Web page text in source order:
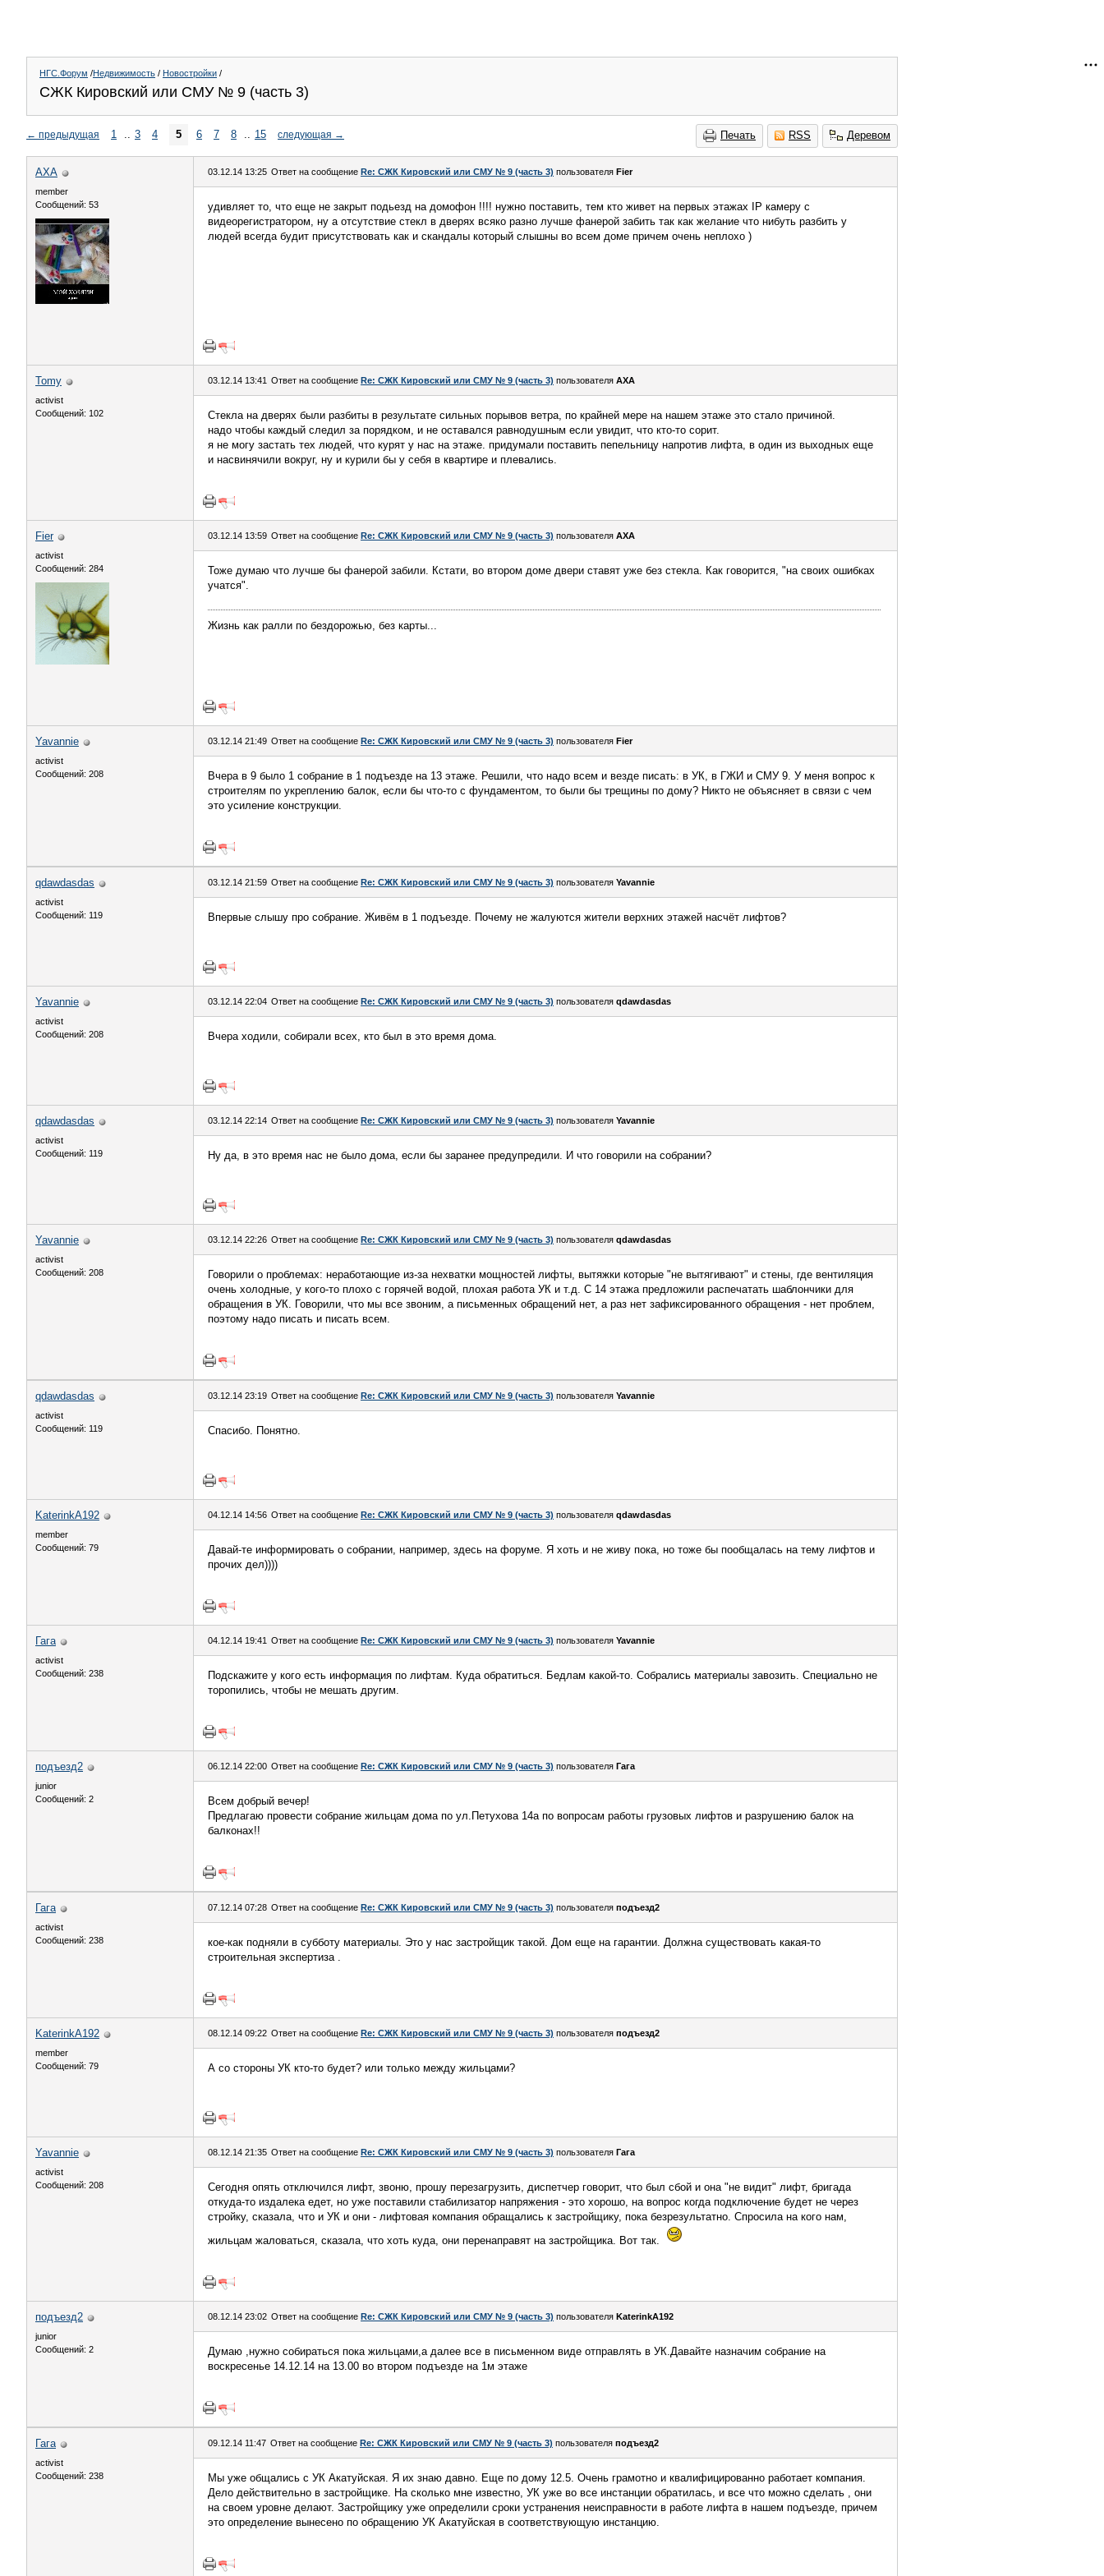
НГС.Форум /Недвижимость / Новостройки /
СЖК Кировский или СМУ № 9 (часть 3)
Печать RSS Деревом
← предыдущая 1 .. 3 4 5 6 7 8 .. 15 следующая →
AXA
member
Сообщений: 53
03.12.14 13:25 Ответ на сообщение Re: СЖК Кировский или СМУ № 9 (часть 3) пользователя Fier
удивляет то, что еще не закрыт подьезд на домофон !!!! нужно поставить, тем кто живет на первых этажах IP камеру с
видеорегистратором, ну а отсутствие стекл в дверях всяко разно лучше фанерой забить так как желание что нибуть разбить у
людей всегда будит присутствовать как и скандалы который слышны во всем доме причем очень неплохо )
Tomy
activist
Сообщений: 102
03.12.14 13:41 Ответ на сообщение Re: СЖК Кировский или СМУ № 9 (часть 3) пользователя AXA
Стекла на дверях были разбиты в результате сильных порывов ветра, по крайней мере на нашем этаже это стало причиной.
надо чтобы каждый следил за порядком, и не оставался равнодушным если увидит, что кто-то сорит.
я не могу застать тех людей, что курят у нас на этаже. придумали поставить пепельницу напротив лифта, в один из выходных еще
и насвинячили вокруг, ну и курили бы у себя в квартире и плевались.
Fier
activist
Сообщений: 284
03.12.14 13:59 Ответ на сообщение Re: СЖК Кировский или СМУ № 9 (часть 3) пользователя AXA
Тоже думаю что лучше бы фанерой забили. Кстати, во втором доме двери ставят уже без стекла. Как говорится, "на своих ошибках
учатся".
Жизнь как ралли по бездорожью, без карты...
Yavannie
activist
Сообщений: 208
03.12.14 21:49 Ответ на сообщение Re: СЖК Кировский или СМУ № 9 (часть 3) пользователя Fier
Вчера в 9 было 1 собрание в 1 подъезде на 13 этаже. Решили, что надо всем и везде писать: в УК, в ГЖИ и СМУ 9. У меня вопрос к
строителям по укреплению балок, если бы что-то с фундаментом, то были бы трещины по дому? Никто не объясняет в связи с чем
это усиление конструкции.
qdawdasdas
activist
Сообщений: 119
03.12.14 21:59 Ответ на сообщение Re: СЖК Кировский или СМУ № 9 (часть 3) пользователя Yavannie
Впервые слышу про собрание. Живём в 1 подъезде. Почему не жалуются жители верхних этажей насчёт лифтов?
Yavannie
activist
Сообщений: 208
03.12.14 22:04 Ответ на сообщение Re: СЖК Кировский или СМУ № 9 (часть 3) пользователя qdawdasdas
Вчера ходили, собирали всех, кто был в это время дома.
qdawdasdas
activist
Сообщений: 119
03.12.14 22:14 Ответ на сообщение Re: СЖК Кировский или СМУ № 9 (часть 3) пользователя Yavannie
Ну да, в это время нас не было дома, если бы заранее предупредили. И что говорили на собрании?
Yavannie
activist
Сообщений: 208
03.12.14 22:26 Ответ на сообщение Re: СЖК Кировский или СМУ № 9 (часть 3) пользователя qdawdasdas
Говорили о проблемах: неработающие из-за нехватки мощностей лифты, вытяжки которые "не вытягивают" и стены, где вентиляция
очень холодные, у кого-то плохо с горячей водой, плохая работа УК и т.д. С 14 этажа предложили распечатать шаблончики для
обращения в УК. Говорили, что мы все звоним, а письменных обращений нет, а раз нет зафиксированного обращения - нет проблем,
поэтому надо писать и писать всем.
qdawdasdas
activist
Сообщений: 119
03.12.14 23:19 Ответ на сообщение Re: СЖК Кировский или СМУ № 9 (часть 3) пользователя Yavannie
Спасибо. Понятно.
KaterinkA192
member
Сообщений: 79
04.12.14 14:56 Ответ на сообщение Re: СЖК Кировский или СМУ № 9 (часть 3) пользователя qdawdasdas
Давай-те информировать о собрании, например, здесь на форуме. Я хоть и не живу пока, но тоже бы пообщалась на тему лифтов и
прочих дел))))
Гага
activist
Сообщений: 238
04.12.14 19:41 Ответ на сообщение Re: СЖК Кировский или СМУ № 9 (часть 3) пользователя Yavannie
Подскажите у кого есть информация по лифтам. Куда обратиться. Бедлам какой-то. Собрались материалы завозить. Специально не
торопились, чтобы не мешать другим.
подъезд2
junior
Сообщений: 2
06.12.14 22:00 Ответ на сообщение Re: СЖК Кировский или СМУ № 9 (часть 3) пользователя Гага
Всем добрый вечер!
Предлагаю провести собрание жильцам дома по ул.Петухова 14а по вопросам работы грузовых лифтов и разрушению балок на
балконах!!
Гага
activist
Сообщений: 238
07.12.14 07:28 Ответ на сообщение Re: СЖК Кировский или СМУ № 9 (часть 3) пользователя подъезд2
кое-как подняли в субботу материалы. Это у нас застройщик такой. Дом еще на гарантии. Должна существовать какая-то
строительная экспертиза .
KaterinkA192
member
Сообщений: 79
08.12.14 09:22 Ответ на сообщение Re: СЖК Кировский или СМУ № 9 (часть 3) пользователя подъезд2
А со стороны УК кто-то будет? или только между жильцами?
Yavannie
activist
Сообщений: 208
08.12.14 21:35 Ответ на сообщение Re: СЖК Кировский или СМУ № 9 (часть 3) пользователя Гага
Сегодня опять отключился лифт, звоню, прошу перезагрузить, диспетчер говорит, что был сбой и она "не видит" лифт, бригада
откуда-то издалека едет, но уже поставили стабилизатор напряжения - это хорошо, на вопрос когда подключение будет не через
стройку, сказала, что и УК и они - лифтовая компания обращались к застройщику, пока безрезультатно. Спросила на кого нам,
жильцам жаловаться, сказала, что хоть куда, они перенаправят на застройщика. Вот так.
подъезд2
junior
Сообщений: 2
08.12.14 23:02 Ответ на сообщение Re: СЖК Кировский или СМУ № 9 (часть 3) пользователя KaterinkA192
Думаю ,нужно собираться пока жильцами,а далее все в письменном виде отправлять в УК.Давайте назначим собрание на
воскресенье 14.12.14 на 13.00 во втором подъезде на 1м этаже
Гага
activist
Сообщений: 238
09.12.14 11:47 Ответ на сообщение Re: СЖК Кировский или СМУ № 9 (часть 3) пользователя подъезд2
Мы уже общались с УК Акатуйская. Я их знаю давно. Еще по дому 12.5. Очень грамотно и квалифицированно работает компания.
Дело действительно в застройщике. На сколько мне известно, УК уже во все инстанции обратилась, и все что можно сделать , они
на своем уровне делают. Застройщику уже определили сроки устранения неисправности в работе лифта в нашем подъезде, причем
это определение вынесено по обращению УК Акатуйская в соответствующую инстанцию.